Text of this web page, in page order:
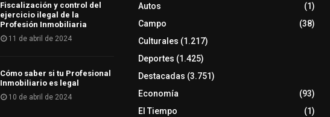
Fiscalización y control del
ejercicio ilegal de la
Profesión Inmobiliaria
11 de abril de 2024
Cómo saber si tu Profesional
Inmobiliario es legal
10 de abril de 2024
Autos
(1)
Campo
(38)
Culturales (1.217)
Deportes (1.425)
Destacadas (3.751)
Economía
(93)
El Tiempo
(1)